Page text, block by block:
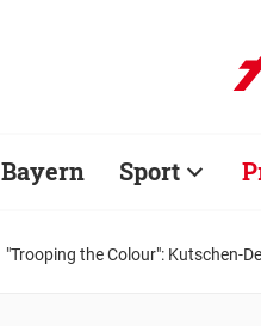
Bayern Sport
"Trooping the Colour": Kutschen-